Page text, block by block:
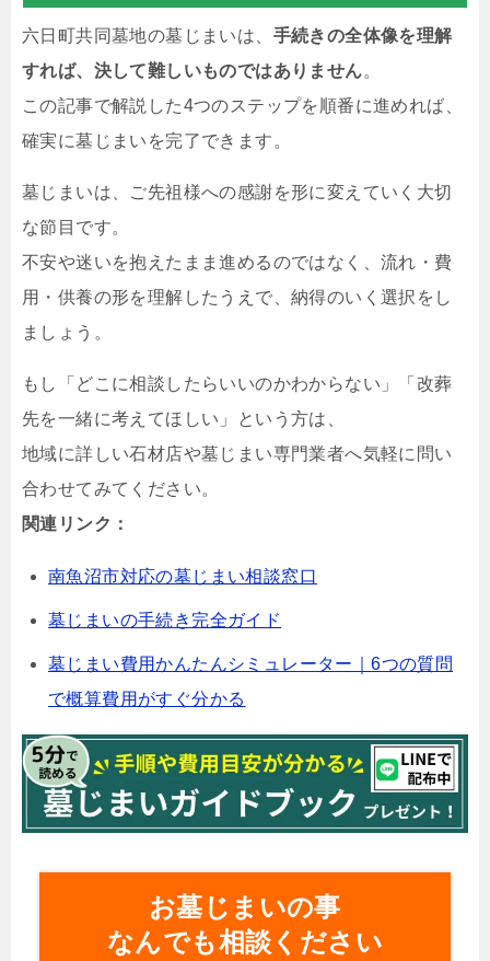
六日町共同墓地の墓じまいは、 手続きの全体像を理解
すれば、決して難しいものではありません。
この記事で解説した4つのステップを順番に進めれば、
確実に墓じまいを完了できます。
墓じまいは、ご先祖様への感謝を形に変えていく大切
な節目です。
不安や迷いを抱えたまま進めるのではなく、流れ・費
用・供養の形を理解したうえで、納得のいく選択をし
ましょう。
もし「どこに相談したらいいのかわからない」「改葬
先を一緒に考えてほしい」という方は、
地域に詳しい石材店や墓じまい専門業者へ気軽に問い
合わせてみてください。
関連リンク：
南魚沼市対応の墓じまい相談窓口
墓じまいの手続き完全ガイド
墓じまい費用かんたんシミュレーター｜6つの質問
で概算費用がすぐ分かる
お墓じまいの事
なんでも相談ください